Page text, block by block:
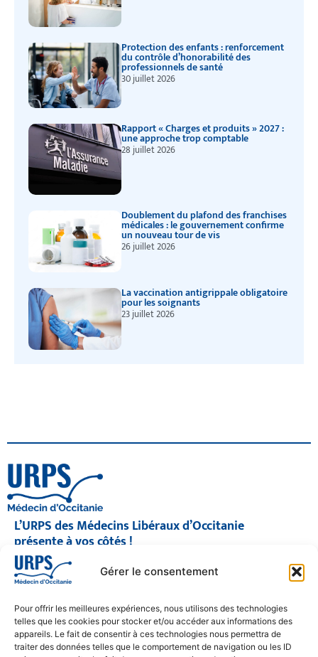
Gérer le consentement
Pour offrir les meilleures expériences, nous utilisons des technologies
telles que les cookies pour stocker et/ou accéder aux informations des
appareils. Le fait de consentir à ces technologies nous permettra de
traiter des données telles que le comportement de navigation ou les ID
Protection des enfants : renforcement
du contrôle d’honorabilité des
professionnels de santé
30 juillet 2026
Rapport « Charges et produits » 2027 :
une approche trop comptable
28 juillet 2026
Doublement du plafond des franchises
médicales : le gouvernement confirme
un nouveau tour de vis
26 juillet 2026
La vaccination antigrippale obligatoire
pour les soignants
23 juillet 2026
L’URPS des Médecins Libéraux d’Occitanie
présente à vos côtés !
© 2026 URPS médecin d'Occitanie
Siège social : 1300 Avenue Albert Einstein, 34000 Montpellier
05 61 15 80 90
Accueil : Lundi au Vendredi | 08h30 – 17h30
CONTACT